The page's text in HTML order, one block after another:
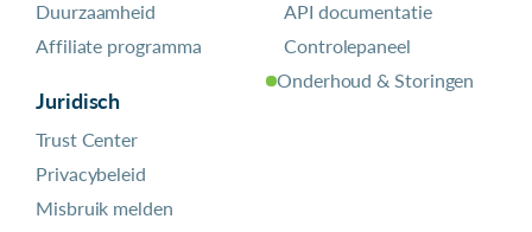
Duurzaamheid
Affiliate programma
Juridisch
Trust Center
Privacybeleid
Misbruik melden
API documentatie
Controlepaneel
Onderhoud & Storingen